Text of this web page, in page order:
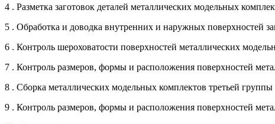
4 . Разметка заготовок деталей металлических модельных
5 . Обработка и доводка внутренних и наружных поверхностей
6 . Контроль шероховатости поверхностей металлических
7 . Контроль размеров, формы и расположения поверхностей
8 . Сборка металлических модельных комплектов третьей
9 . Контроль размеров, формы и расположения поверхностей